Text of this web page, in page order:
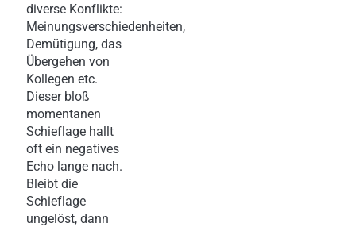
diverse Konflikte:
Meinungsverschiedenheiten,
Demütigung, das
Übergehen von
Kollegen etc.
Dieser bloß
momentanen
Schieflage hallt
oft ein negatives
Echo lange nach.
Bleibt die
Schieflage
ungelöst, dann